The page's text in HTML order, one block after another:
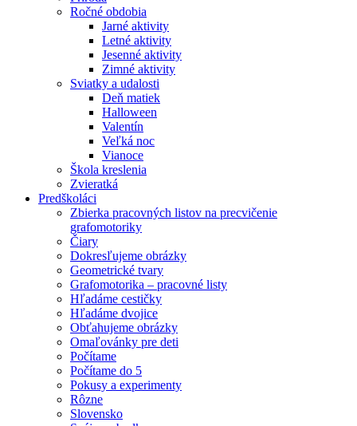
Ročné obdobia
Jarné aktivity
Letné aktivity
Jesenné aktivity
Zimné aktivity
Sviatky a udalosti
Deň matiek
Halloween
Valentín
Veľká noc
Vianoce
Škola kreslenia
Zvieratká
Predškoláci
Zbierka pracovných listov na precvičenie
grafomotoriky
Čiary
Dokresľujeme obrázky
Geometrické tvary
Grafomotorika – pracovné listy
Hľadáme cestičky
Hľadáme dvojice
Obťahujeme obrázky
Omaľovánky pre deti
Počítame
Počítame do 5
Pokusy a experimenty
Rôzne
Slovensko